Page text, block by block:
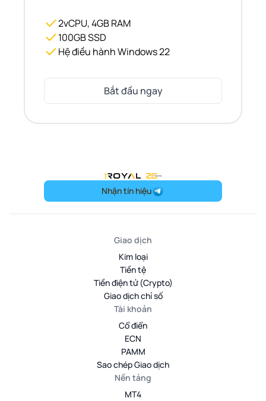
2vCPU, 4GB RAM
100GB SSD
Hệ điều hành Windows 22
Bắt đầu ngay
OneRoyal Home
Nhận tín hiệu
Giao dịch
Kim loại
Tiền tệ
Tiền điện tử (Crypto)
Giao dịch chỉ số
Tài khoản
Cổ điển
ECN
PAMM
Sao chép Giao dịch
Nền tảng
MT4